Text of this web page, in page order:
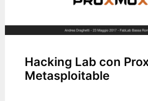
Hacking Lab con
Metasploitable